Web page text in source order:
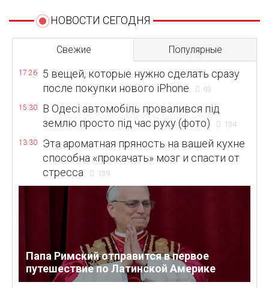
НОВОСТИ СЕГОДНЯ
Свежие Популярные
17:26
5 вещей, которые нужно сделать сразу
после покупки нового iPhone
93
15:30
В Одесі автомобіль провалився під
землю просто під час руху (фото)
134
13:30
Эта ароматная пряность на вашей кухне
способна «прокачать» мозг и спасти от
стресса
139
Папа Римский отправится в первое
путешествие по Латинской Америке